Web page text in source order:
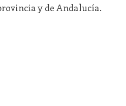
y de Andalucía.